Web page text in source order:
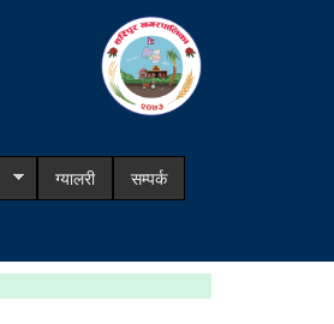
ग्यालरी
सम्पर्क